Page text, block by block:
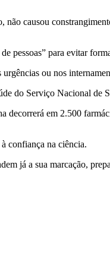
causou
pessoas” para evitar
ou nos
do Serviço Nacional de
em 2.500
confiança na ciência.
já a sua marcação,